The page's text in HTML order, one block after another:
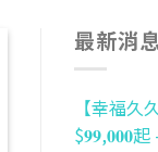
最新消
【幸福久
$𝟗𝟗,𝟎𝟎𝟎